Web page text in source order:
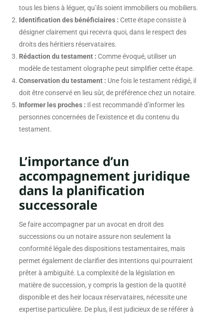
tous les biens à léguer, qu’ils soient immobiliers ou mobiliers.
Identification des bénéficiaires : Cette étape consiste à
désigner clairement qui recevra quoi, dans le respect des
droits des héritiers réservataires.
Rédaction du testament : Comme évoqué, utiliser un
modèle de testament olographe peut simplifier cette étape.
Conservation du testament : Une fois le testament rédigé, il
doit être conservé en lieu sûr, de préférence chez un notaire.
Informer les proches : Il est recommandé d’informer les
personnes concernées de l’existence et du contenu du
testament.
L’importance d’un
accompagnement juridique
dans la planification
successorale
Se faire accompagner par un avocat en droit des
successions ou un notaire assure non seulement la
conformité légale des dispositions testamentaires, mais
permet également de clarifier des intentions qui pourraient
prêter à ambiguïté. La complexité de la législation en
matière de succession, y compris la gestion de la quotité
disponible et des heir locaux réservataires, nécessite une
expertise particulière. De plus, il est judicieux de se référer à